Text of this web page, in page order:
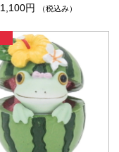
1,100円
（税込み）